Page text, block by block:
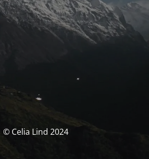
© Celia Lind 2024